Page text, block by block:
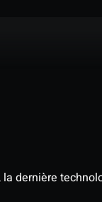
dernière